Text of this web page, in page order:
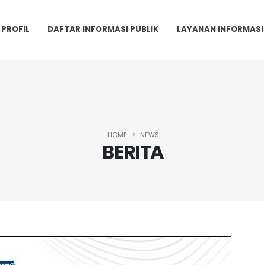
PROFIL DAFTAR INFORMASI PUBLIK LAYANAN INFORMASI
BERITA
HOME NEWS